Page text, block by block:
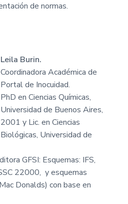
de normas.
Leila Burin.
Coordinadora Académica de
Portal de Inocuidad.
PhD en Ciencias Químicas,
Universidad de Buenos Aires,
2001 y Lic. en Ciencias
Biológicas, Universidad de
GFSI: Esquemas: IFS,
22000, y esquemas
Donalds) con base en